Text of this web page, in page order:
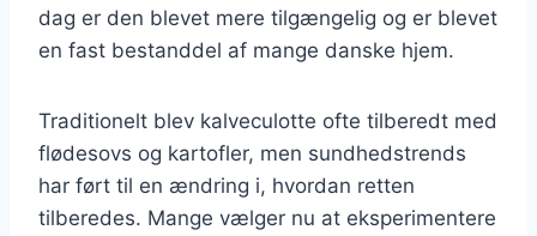
dag er den blevet mere tilgængelig og er blevet
en fast bestanddel af mange danske hjem.
Traditionelt blev kalveculotte ofte tilberedt med
flødesovs og kartofler, men sundhedstrends
har ført til en ændring i, hvordan retten
tilberedes. Mange vælger nu at eksperimentere